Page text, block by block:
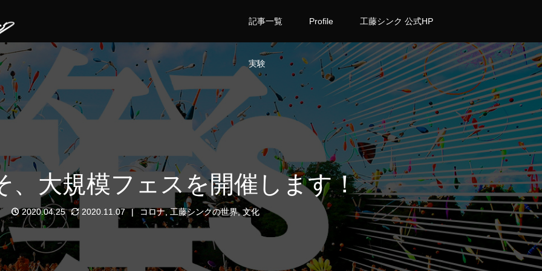
記事一覧 Profile 工藤シンク 公式HP
実験
、大規模フェスを開催します！
2020.04.25 2020.11.07 コロナ,工藤シンクの世界,文化